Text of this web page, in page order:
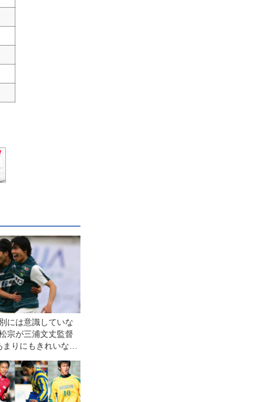
には意識していな
宗が三浦文丈監督
りにもきれいな恩